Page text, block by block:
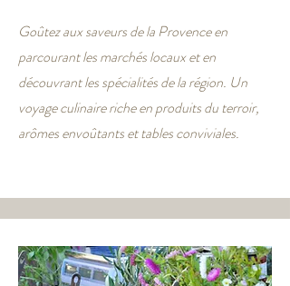
Goûtez aux saveurs de la Provence en
parcourant les marchés locaux et en
découvrant les spécialités de la région. Un
voyage culinaire riche en produits du terroir,
arômes envoûtants et tables conviviales.